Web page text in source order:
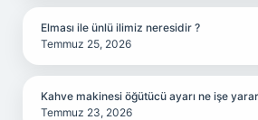
Elması ile ünlü ilimiz neresidir ?
Temmuz 25, 2026
Kahve makinesi öğütücü ayarı ne işe
Temmuz 23, 2026